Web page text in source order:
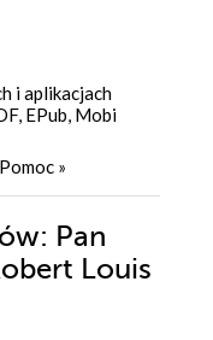
i aplikacjach
EPub, Mobi
Pomoc »
Pan
Louis